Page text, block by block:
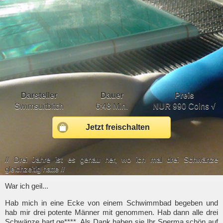
Darsteller Dauer
Preis
Swimsuitbitch
6:48 Min. NUR 990 Coins √
Jetzt freischalten
// Drei Jahre ist es genau her, wo ich mal drei Schwänze
gleichzeitig hatte //
War ich geil...
Hab mich in eine Ecke von einem Schwimmbad begeben und
hab mir drei potente Männer mit genommen. Hab dann alle drei